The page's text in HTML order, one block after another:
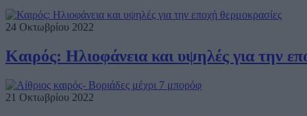
24 Οκτωβρίου 2022
Καιρός: Ηλιοφάνεια και υψηλές για την
21 Οκτωβρίου 2022